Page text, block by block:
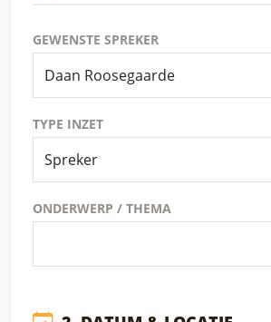
GEWENSTE SPREKER
TYPE INZET
ONDERWERP / THEMA